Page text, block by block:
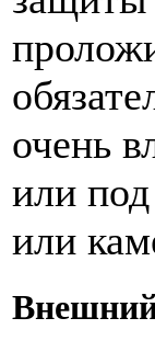
очень
или
или